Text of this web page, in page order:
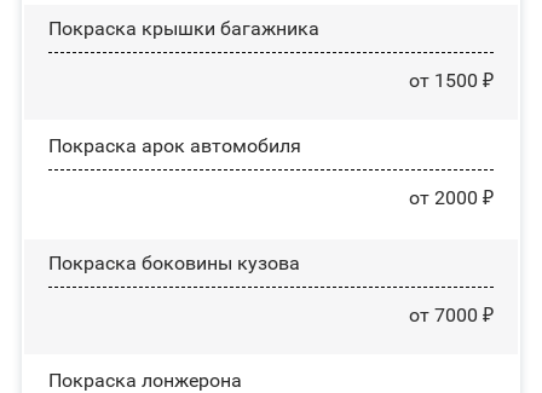
Покраска крышки багажника
от 1500 ₽
Покраска арок автомобиля
от 2000 ₽
Покраска боковины кузова
от 7000 ₽
Покраска лонжерона